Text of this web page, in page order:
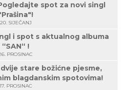
spot za novi singl
20. SIJEČANJ
i spot s aktualnog albuma
“SAN“ !
PROSINAC
stare božićne pjesme,
blagdanskim spotovima!
17. PROSINAC